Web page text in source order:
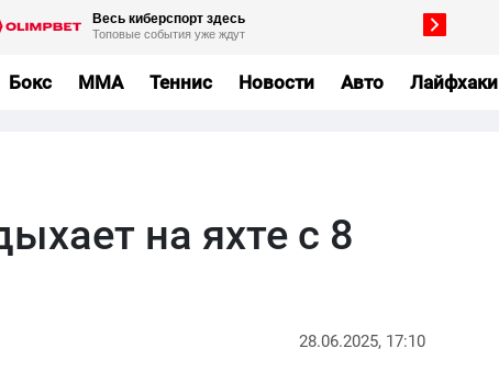
Бокс MMA Теннис Новости Авто Лайфхаки
на яхте с 8
28.06.2025, 17:10